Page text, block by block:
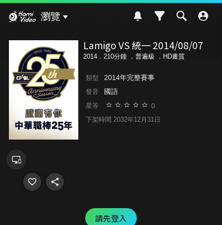
瀏覽
Lamigo VS 統一 2014/08/07
2014．210分鐘 ． 普遍級 ．HD畫質
類型 2014年完整賽事
發音 國語
星等 0
下架時間 2032年12月31日
請先登入